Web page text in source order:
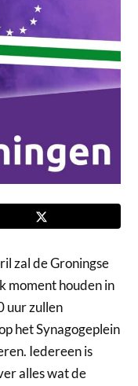
zal de Groningse
moment houden in
uur zullen
het Synagogeplein
Iedereen is
alles wat de